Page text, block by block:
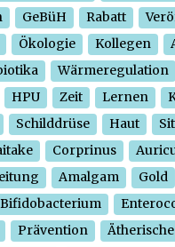
GeBüH Rabatt
Ökologie
Kollegen
Wärmeregulation
HPU
Zeit Lernen
Schilddrüse
Haut
Corprinus
Amalgam Gold
Bifidobacterium
Prävention